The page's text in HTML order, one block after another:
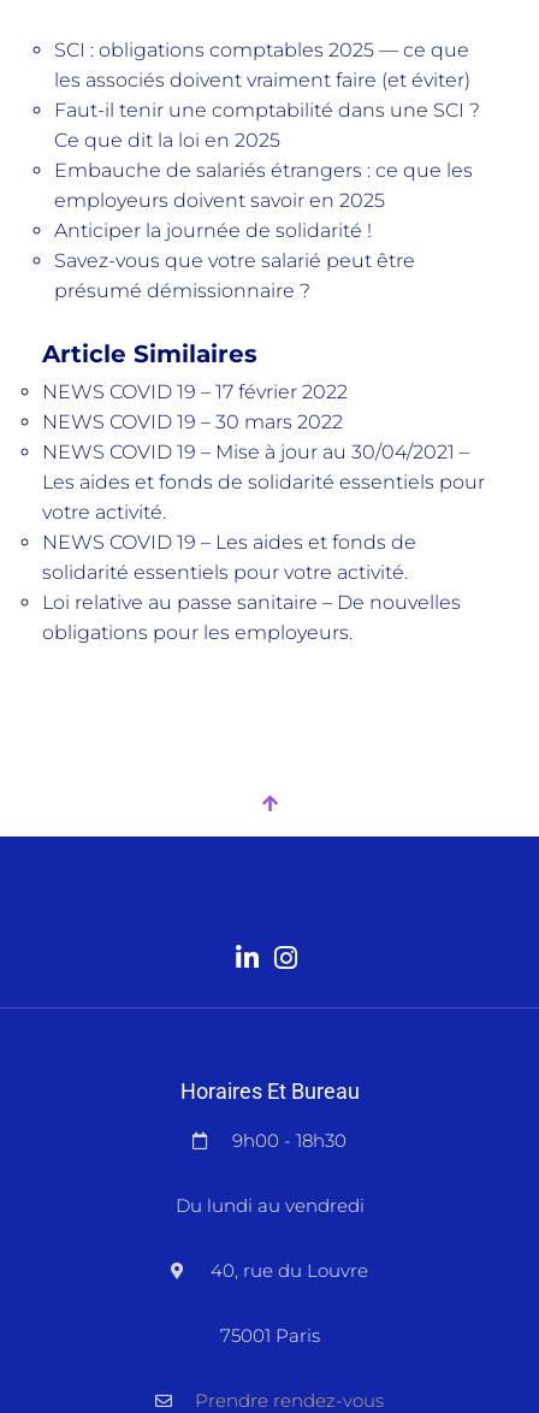
SCI : obligations comptables 2025 — ce que
les associés doivent vraiment faire (et éviter)
Faut-il tenir une comptabilité dans une SCI ?
Ce que dit la loi en 2025
Embauche de salariés étrangers : ce que les
employeurs doivent savoir en 2025
Anticiper la journée de solidarité !
Savez-vous que votre salarié peut être
présumé démissionnaire ?
Article Similaires
NEWS COVID 19 – 17 février 2022
NEWS COVID 19 – 30 mars 2022
NEWS COVID 19 – Mise à jour au 30/04/2021 –
Les aides et fonds de solidarité essentiels pour
votre activité.
NEWS COVID 19 – Les aides et fonds de
solidarité essentiels pour votre activité.
Loi relative au passe sanitaire – De nouvelles
obligations pour les employeurs.
Horaires Et Bureau
9h00 - 18h30
Du lundi au vendredi
40, rue du Louvre
75001 Paris
Prendre rendez-vous